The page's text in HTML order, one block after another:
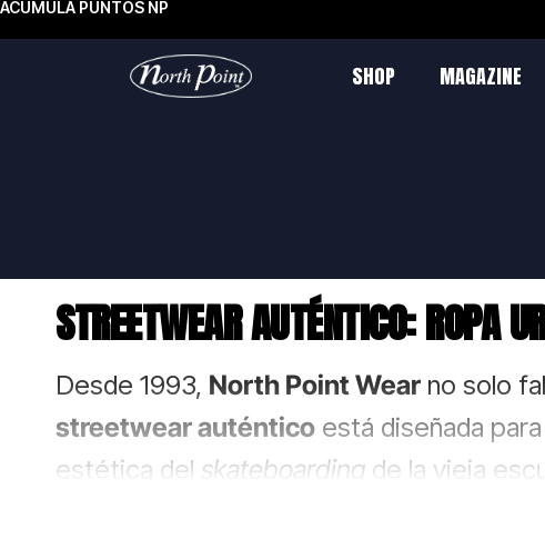
ACUMULA PUNTOS NP
SHOP MAGAZINE
STREETWEAR AUTÉNTICO: ROPA
Desde 1993, North Point Wear no solo
streetwear auténtico está diseñada
estética del skateboarding de la vieja